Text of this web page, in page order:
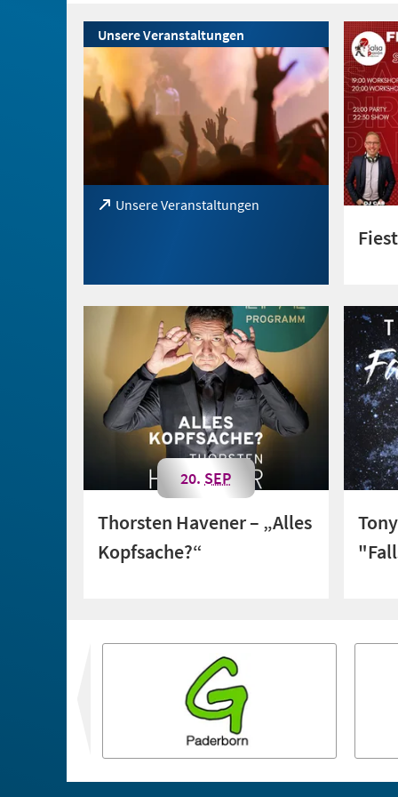
Unsere Veranstaltungen
Unsere Veranstaltungen
(Öffnet
Thorsten Havener – „Alles
Kopfsache?“
20. SEP